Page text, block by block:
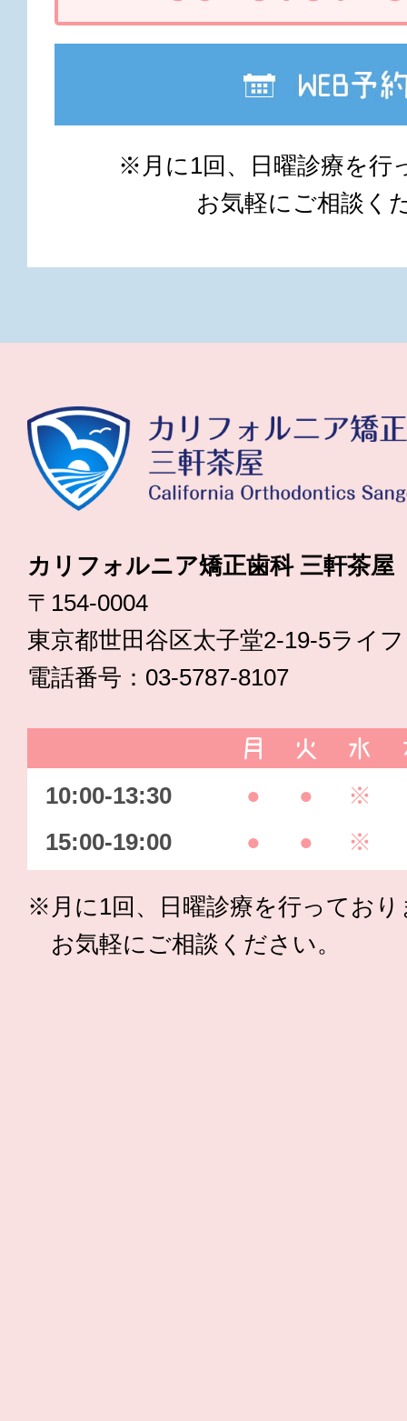
※月に1回、日曜診療を行
お気軽にご相談く
カリフォルニア矯正歯科 三軒茶屋
〒154-0004
東京都世田谷区太子堂2-19-5ライ
電話番号：03-5787-8107
月 火 水
10:00-13:30 ● ● ※
15:00-19:00
● ● ※
※月に1回、日曜診療を行っており
お気軽にご相談ください。